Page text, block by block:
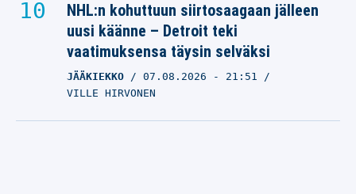
NHL:n kohuttuun siirtosaagaan jälleen
uusi käänne – Detroit teki
vaatimuksensa täysin selväksi
JÄÄKIEKKO 07.08.2026 - 21:51
VILLE HIRVONEN